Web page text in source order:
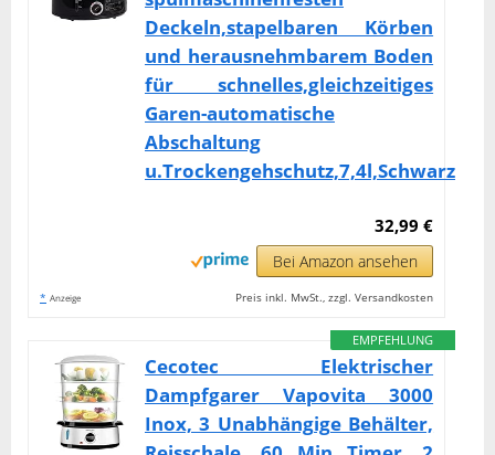
Deckeln,stapelbaren Körben
und herausnehmbarem Boden
für schnelles,gleichzeitiges
Garen-automatische
Abschaltung
u.Trockengehschutz,7,4l,Schwarz
32,99 €
Bei Amazon ansehen
* Anzeige Preis inkl. MwSt., zzgl. Versandkosten
EMPFEHLUNG
Cecotec Elektrischer
Dampfgarer Vapovita 3000
Inox, 3 Unabhängige Behälter,